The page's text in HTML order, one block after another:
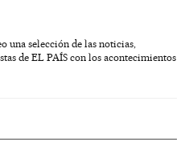
una selección de las noticias,
de EL PAÍS con los acontecimientos